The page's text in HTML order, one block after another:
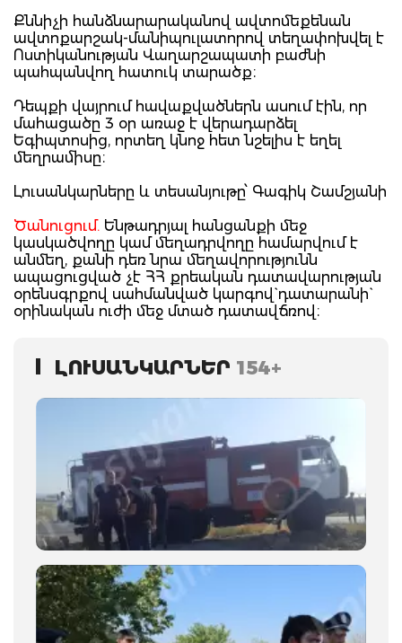
Քննիչի հանձնարարականով ավտոմեքենան
ավտոքարշակ-մանիպուլատորով տեղափոխվել է
Ոստիկանության Վաղարշապատի բաժնի
պահպանվող հատուկ տարածք։
Դեպքի վայրում հավաքվածներն ասում էին, որ
մահացածը 3 օր առաջ է վերադարձել
Եգիպտոսից, որտեղ կնոջ հետ նշելիս է եղել
մեղրամիսը։
Լուսանկարները և տեսանյութը՝ Գագիկ Շամշյանի
Ծանուցում. Ենթադրյալ հանցանքի մեջ
կասկածվողը կամ մեղադրվողը համարվում է
անմեղ, քանի դեռ նրա մեղավորությունն
ապացուցված չէ ՀՀ քրեական դատավարության
օրենսգրքով սահմանված կարգով` դատարանի`
օրինական ուժի մեջ մտած դատավճռով։
ԼՈՒՍԱՆԿԱՐՆԵՐ 154+